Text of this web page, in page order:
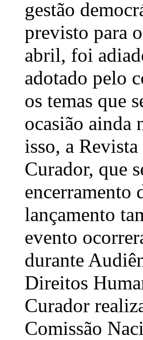
gestão
previsto para
abril, foi
adotado pelo
os temas que
ocasião
isso, a
Curador, que
encerramento
lançamento
evento
durante
Direitos
Curador
Comissão